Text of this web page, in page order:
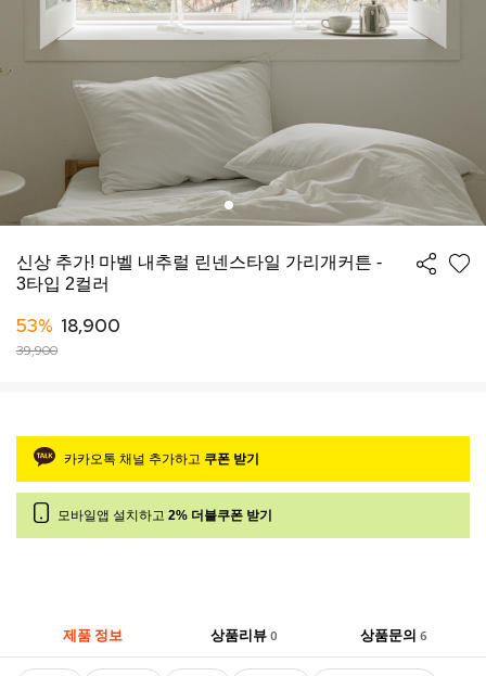
신상 추가! 마벨 내추럴 린넨스타일 가리개커튼 -
3타입 2컬러
53% 18,900
39,900
카카오톡 채널 추가하고 쿠폰 받기
모바일앱 설치하고 2% 더블쿠폰 받기
제품 정보 상품리뷰 0 상품문의6